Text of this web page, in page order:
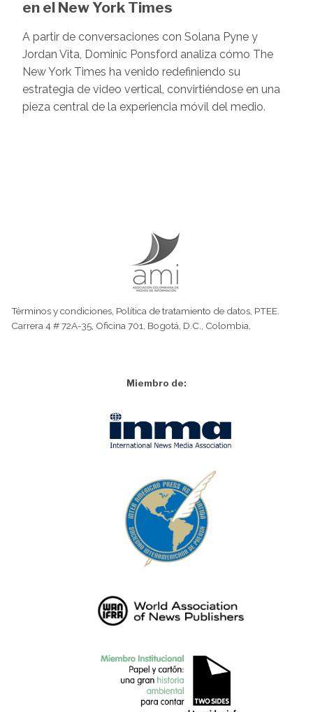
en el New York Times
A partir de conversaciones con Solana Pyne y
Jordan Vita, Dominic Ponsford analiza cómo The
New York Times ha venido redefiniendo su
estrategia de video vertical, convirtiéndose en una
pieza central de la experiencia móvil del medio.
Términos y condiciones Política de tratamiento de datos PTEE.
Carrera 4 # 72A-35, Oficina 701, Bogotá, D.C., Colombia,
Miembro de: